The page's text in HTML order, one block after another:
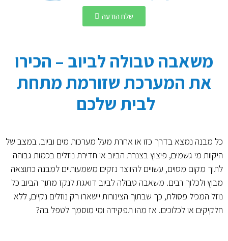
שלח הודעה
משאבה טבולה לביוב – הכירו
את המערכת שזורמת מתחת
לבית שלכם
כל מבנה נמצא בדרך כזו או אחרת מעל מערכות מים וביוב. במצב של
היקוות מי גשמים, פיצוץ בצנרת הביוב או חדירת נוזלים בכמות גבוהה
לתוך מקום מסוים, עשויים להיווצר נזקים משמעותיים למבנה כתוצאה
מבוץ ולכלוך רבים. משאבה טבולה לביוב דואגת לנקז מתוך הביוב כל
נוזל המכיל פסולת, כך שבתוך הצינורות יישארו רק נוזלים נקיים, ללא
חלקיקים או לכלוכים. אז מהו תפקידה ומי מוסמך לטפל בה?